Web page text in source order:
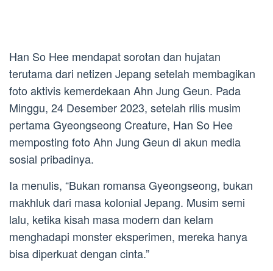
Han So Hee mendapat sorotan dan hujatan
terutama dari netizen Jepang setelah membagikan
foto aktivis kemerdekaan Ahn Jung Geun. Pada
Minggu, 24 Desember 2023, setelah rilis musim
pertama Gyeongseong Creature, Han So Hee
memposting foto Ahn Jung Geun di akun media
sosial pribadinya.
Ia menulis, “Bukan romansa Gyeongseong, bukan
makhluk dari masa kolonial Jepang. Musim semi
lalu, ketika kisah masa modern dan kelam
menghadapi monster eksperimen, mereka hanya
bisa diperkuat dengan cinta.”